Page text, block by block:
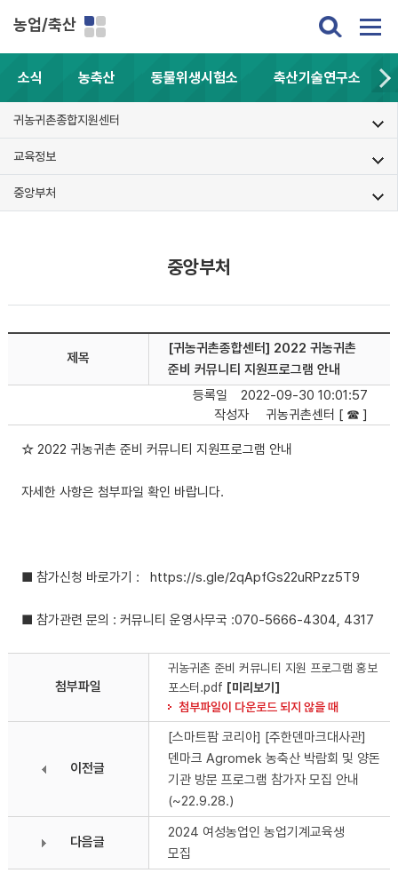
농업/축산
소식 농축산 동물위생시험소 축산기술연구소
귀농귀촌종합지원센터
교육정보
중앙부처
중앙부처
제목
[귀농귀촌종합센터] 2022 귀농귀촌
준비 커뮤니티 지원프로그램 안내
등록일
2022-09-30 10:01:57
작성자
귀농귀촌센터 [ ☎ ]
☆ 2022 귀농귀촌 준비 커뮤니티 지원프로그램 안내
자세한 사항은 첨부파일 확인 바랍니다.
■ 참가신청 바로가기 : https://s.gle/2qApfGs22uRPzz5T9
■ 참가관련 문의 : 커뮤니티 운영사무국 :070-5666-4304, 4317
첨부파일
귀농귀촌 준비 커뮤니티 지원 프로그램 홍보
포스터.pdf [미리보기]
첨부파일이 다운로드 되지 않을 때
이전글
[스마트팜 코리아] [주한덴마크대사관]
덴마크 Agromek 농축산 박람회 및 양돈
기관 방문 프로그램 참가자 모집 안내
(~22.9.28.)
다음글
2024 여성농업인 농업기계교육생
모집